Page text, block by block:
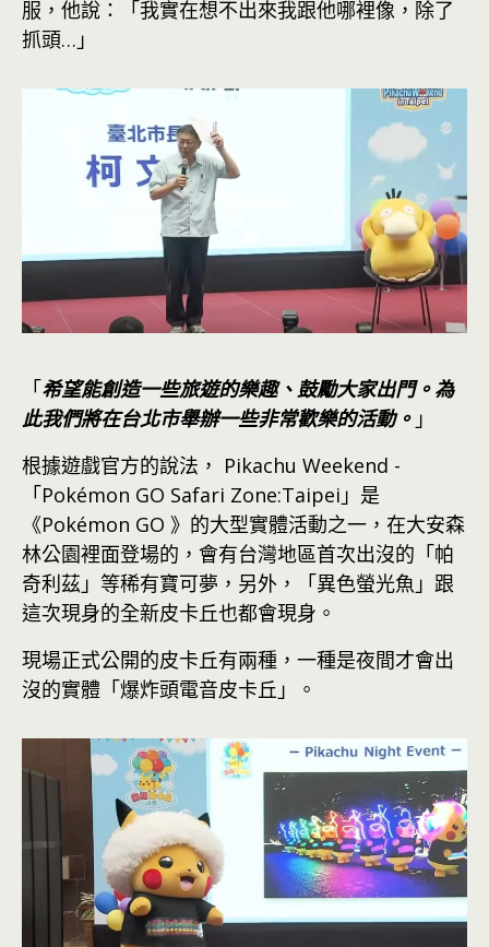
服，他說：「我實在想不出來我跟他哪裡像，除了
抓頭…」
「希望能創造一些旅遊的樂趣、鼓勵大家出門。為
此我們將在台北市舉辦一些非常歡樂的活動。 」
根據遊戲官方的說法， Pikachu Weekend -
「Pokémon GO Safari Zone:Taipei」是
《Pokémon GO 》的大型實體活動之一，在大安森
林公園裡面登場的，會有台灣地區首次出沒的「帕
奇利茲」等稀有寶可夢，另外，「異色螢光魚」跟
這次現身的全新皮卡丘也都會現身。
現場正式公開的皮卡丘有兩種，一種是夜間才會出
沒的實體「爆炸頭電音皮卡丘」。